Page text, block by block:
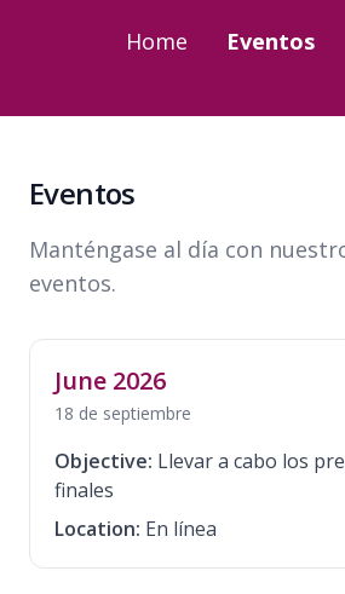
Home Eventos
Eventos
Manténgase al día con
eventos.
June 2026
18 de septiembre
Objective: Llevar a cabo los
finales
Location: En línea